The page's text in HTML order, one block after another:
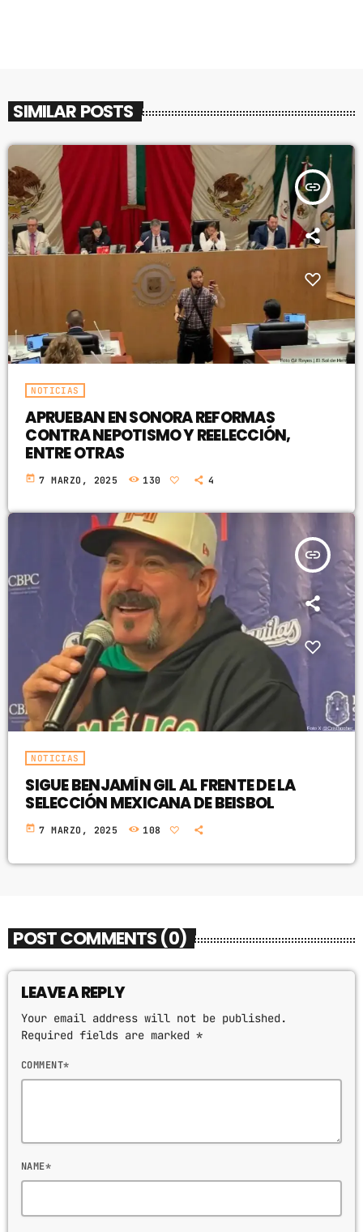
SIMILAR POSTS
insert_link
NOTICIAS
APRUEBAN EN SONORA REFORMAS
CONTRA NEPOTISMO Y REELECCIÓN,
ENTRE OTRAS
today 7 MARZO, 2025 130 4
insert_link
NOTICIAS
SIGUE BENJAMÍN GIL AL FRENTE DE LA
SELECCIÓN MEXICANA DE BEISBOL
today 7 MARZO, 2025 108
POST COMMENTS (0)
LEAVE A REPLY
Your email address will not be published.
Required fields are marked *
COMMENT*
NAME*